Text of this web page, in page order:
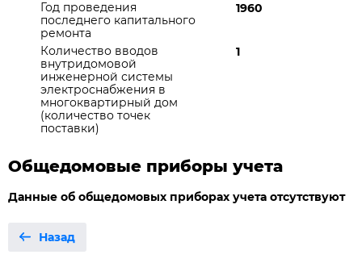
Год проведения
последнего капитального
ремонта
1960
Количество вводов
внутридомовой
инженерной системы
электроснабжения в
многоквартирный дом
(количество точек
поставки)
1
Общедомовые приборы учета
Данные об общедомовых приборах учета отсутствуют
Назад